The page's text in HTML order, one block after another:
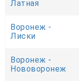
Латная
Воронеж -
Лиски
Воронеж -
Нововоронеж